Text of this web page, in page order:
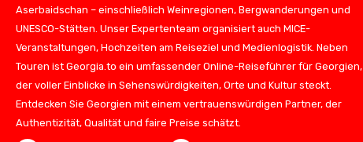
Aserbaidschan – einschließlich Weinregionen, Bergwanderungen und
UNESCO-Stätten. Unser Expertenteam organisiert auch MICE-
Veranstaltungen, Hochzeiten am Reiseziel und Medienlogistik. Neben
Touren ist Georgia.to ein umfassender Online-Reiseführer für Georgien,
der voller Einblicke in Sehenswürdigkeiten, Orte und Kultur steckt.
Entdecken Sie Georgien mit einem vertrauenswürdigen Partner, der
Authentizität, Qualität und faire Preise schätzt.